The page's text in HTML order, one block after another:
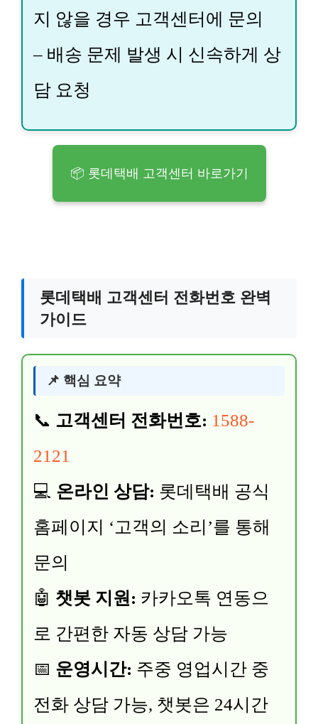
지 않을 경우 고객센터에 문의
– 배송 문제 발생 시 신속하게 상
담 요청
📦 롯데택배 고객센터 바로가기
롯데택배 고객센터 전화번호 완벽
가이드
📌 핵심 요약
📞 고객센터 전화번호: 1588-
2121
💻 온라인 상담: 롯데택배 공식
홈페이지 ‘고객의 소리’를 통해
문의
🤖 챗봇 지원: 카카오톡 연동으
로 간편한 자동 상담 가능
📅 운영시간: 주중 영업시간 중
전화 상담 가능, 챗봇은 24시간